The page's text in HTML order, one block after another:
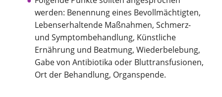
werden: Benennung eines Bevollmächtigten,
Lebenserhaltende Maßnahmen, Schmerz-
und Symptombehandlung, Künstliche
Ernährung und Beatmung, Wiederbelebung,
Gabe von Antibiotika oder Bluttransfusionen,
Ort der Behandlung, Organspende.